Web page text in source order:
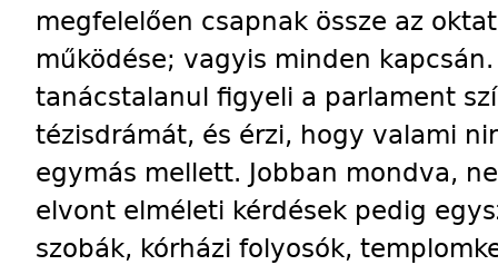
megfelelően csapnak össze az
működése; vagyis minden
tanácstalanul figyeli a parlament
tézisdrámát, és érzi, hogy valami
egymás mellett. Jobban mondva,
elvont elméleti kérdések pedig
szobák, kórházi folyosók,